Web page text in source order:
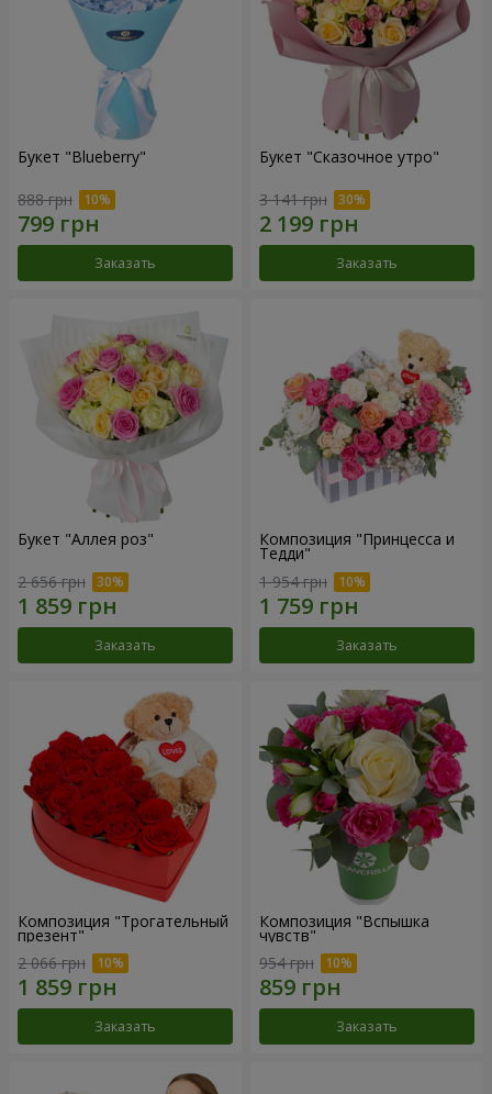
Букет "Blueberry"
888 грн
Заказать
Букет "Сказочное утро"
3 141 грн
Заказать
Букет "Аллея роз"
2 656 грн
Заказать
Композиция "Принцесса и
Тедди"
1 954 грн
Заказать
Композиция "Трогательный
презент"
2 066 грн
Заказать
Композиция "Вспышка
чувств"
954 грн
Заказать